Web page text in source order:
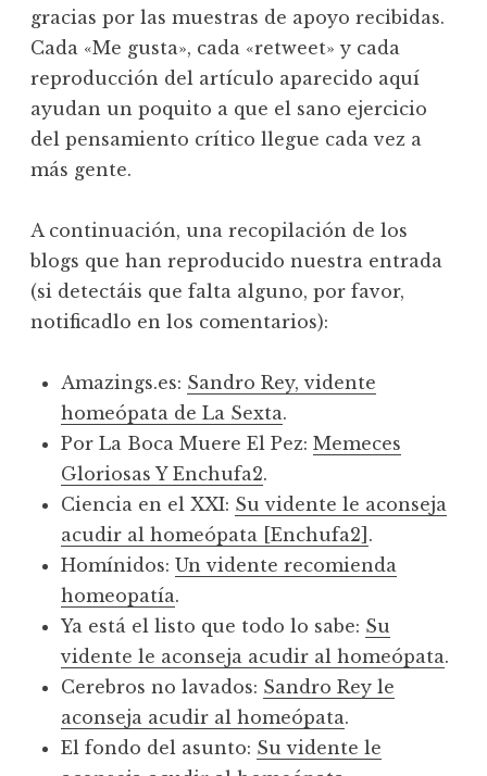
gracias por las muestras de apoyo recibidas.
Cada «Me gusta», cada «retweet» y cada
reproducción del artículo aparecido aquí
ayudan un poquito a que el sano ejercicio
del pensamiento crítico llegue cada vez a
más gente.
A continuación, una recopilación de los
blogs que han reproducido nuestra entrada
(si detectáis que falta alguno, por favor,
notificadlo en los comentarios):
Amazings.es: Sandro Rey, vidente
homeópata de La Sexta.
Por La Boca Muere El Pez: Memeces
Gloriosas Y Enchufa2.
Ciencia en el XXI: Su vidente le aconseja
acudir al homeópata [Enchufa2] .
Homínidos: Un vidente recomienda
homeopatía.
Ya está el listo que todo lo sabe: Su
vidente le aconseja acudir al homeópata.
Cerebros no lavados: Sandro Rey le
aconseja acudir al homeópata.
El fondo del asunto: Su vidente le